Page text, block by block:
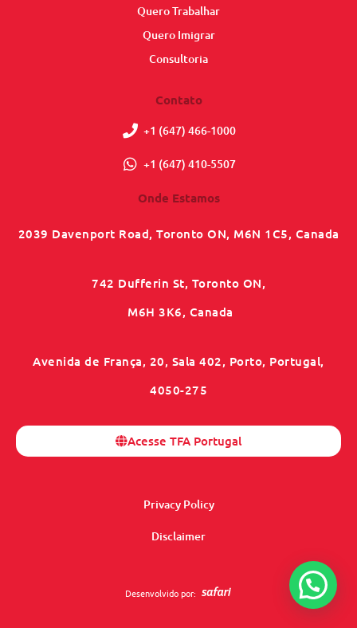
Quero Trabalhar
Quero Imigrar
Consultoria
Contato
+1 (647) 466-1000
+1 (647) 410-5507
Onde Estamos
2039 Davenport Road, Toronto ON, M6N 1C5, Canada
742 Dufferin St, Toronto ON,
M6H 3K6, Canada
Avenida de França, 20, Sala 402, Porto, Portugal,
4050-275
Acesse TFA Portugal
Privacy Policy
Disclaimer
Desenvolvido por: